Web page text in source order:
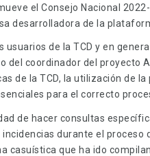
el Consejo Nacional
desarrolladora de la
usuarios de la TCD y en
del coordinador del proyecto
de la TCD, la utilización de
para el correcto
de hacer consultas
durante el proceso
casuística que ha ido